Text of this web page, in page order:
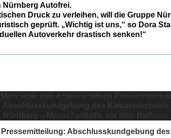
Nürnberg Autofrei.
Druck zu verleihen, will die Gruppe
geprüft. „Wichtig ist uns,“ so Dora
Autoverkehr drastisch senken!“
Pressemitteilung: Abschlusskundgebung des